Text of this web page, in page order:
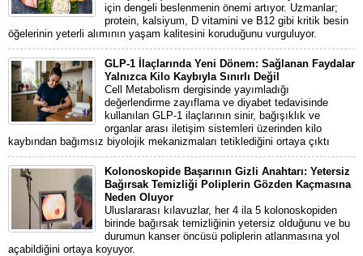
için dengeli beslenmenin önemi artıyor. Uzmanlar;
protein, kalsiyum, D vitamini ve B12 gibi kritik besin
öğelerinin yeterli alımının yaşam kalitesini koruduğunu vurguluyor.
GLP-1 İlaçlarında Yeni Dönem: Sağlanan Faydalar
Yalnızca Kilo Kaybıyla Sınırlı Değil
Cell Metabolism dergisinde yayımladığı
değerlendirme zayıflama ve diyabet tedavisinde
kullanılan GLP-1 ilaçlarının sinir, bağışıklık ve
organlar arası iletişim sistemleri üzerinden kilo
kaybından bağımsız biyolojik mekanizmaları tetiklediğini ortaya çıktı
Kolonoskopide Başarının Gizli Anahtarı: Yetersiz
Bağırsak Temizliği Poliplerin Gözden Kaçmasına
Neden Oluyor
Uluslararası kılavuzlar, her 4 ila 5 kolonoskopiden
birinde bağırsak temizliğinin yetersiz olduğunu ve bu
durumun kanser öncüsü poliplerin atlanmasına yol
açabildiğini ortaya koyuyor.